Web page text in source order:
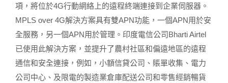
項，將位於4G行動網絡上的遠程終端連接到企業伺服器。
MPLS over 4G解決方案具有雙APN功能，一個APN用於安
全服務，另一個APN用於管理。印度電信公司Bharti Airtel
已使用此解決方案，並提升了農村社區和偏遠地區的遠程
通信和安全連接，例如，小額信貸公司、賬單收集、電力
公司中心、及限電的製造業倉庫配送公司和零售經銷暢貨